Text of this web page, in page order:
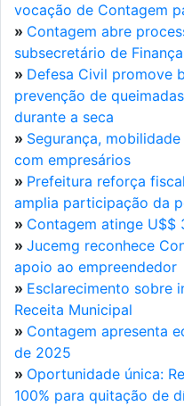
vocação de Contagem
» Contagem abre
subsecretário de
» Defesa Civil promove
prevenção de
durante a seca
» Segurança,
com empresários
» Prefeitura reforça
amplia participação da
» Contagem atinge U$$
» Jucemg reconhece
apoio ao empreendedor
» Esclarecimento sobre
Receita Municipal
» Contagem apresenta
de 2025
» Oportunidade única:
100% para quitação de